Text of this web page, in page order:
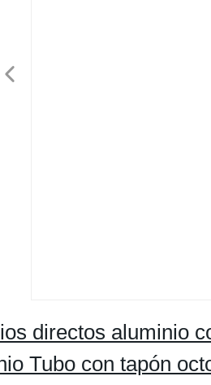
directos aluminio
Tubo con tapón